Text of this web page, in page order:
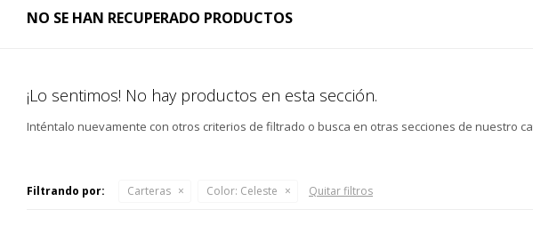
NO SE HAN RECUPERADO PRODUCTOS
¡Lo sentimos! No hay productos en esta sección.
Inténtalo nuevamente con otros criterios de filtrado o busca en otras secciones de nuestro
Filtrando por: Carteras Color: Celeste Quitar filtros